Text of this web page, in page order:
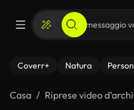
Coverr+ Natura
Casa Riprese video